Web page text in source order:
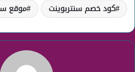
كود خصم سنتربوينت
موقع